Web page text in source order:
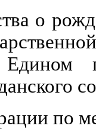
о
по